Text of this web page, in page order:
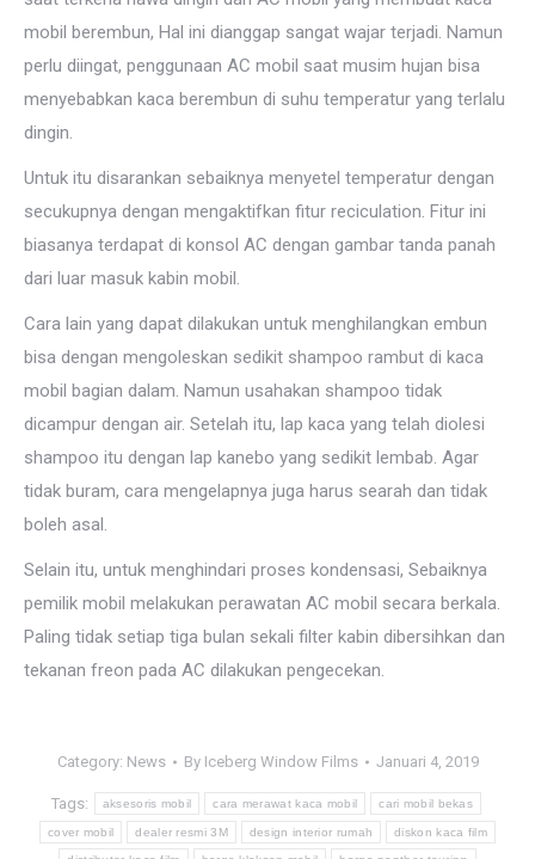
mobil berembun, Hal ini dianggap sangat wajar terjadi. Namun
perlu diingat, penggunaan AC mobil saat musim hujan bisa
menyebabkan kaca berembun di suhu temperatur yang terlalu
dingin.
Untuk itu disarankan sebaiknya menyetel temperatur dengan
secukupnya dengan mengaktifkan fitur reciculation. Fitur ini
biasanya terdapat di konsol AC dengan gambar tanda panah
dari luar masuk kabin mobil.
Cara lain yang dapat dilakukan untuk menghilangkan embun
bisa dengan mengoleskan sedikit shampoo rambut di kaca
mobil bagian dalam. Namun usahakan shampoo tidak
dicampur dengan air. Setelah itu, lap kaca yang telah diolesi
shampoo itu dengan lap kanebo yang sedikit lembab. Agar
tidak buram, cara mengelapnya juga harus searah dan tidak
boleh asal.
Selain itu, untuk menghindari proses kondensasi, Sebaiknya
pemilik mobil melakukan perawatan AC mobil secara berkala.
Paling tidak setiap tiga bulan sekali filter kabin dibersihkan dan
tekanan freon pada AC dilakukan pengecekan.
Category: News By Iceberg Window Films Januari 4, 2019
Tags: aksesoris mobil cara merawat kaca mobil cari mobil bekas
cover mobil dealer resmi 3M design interior rumah diskon kaca film